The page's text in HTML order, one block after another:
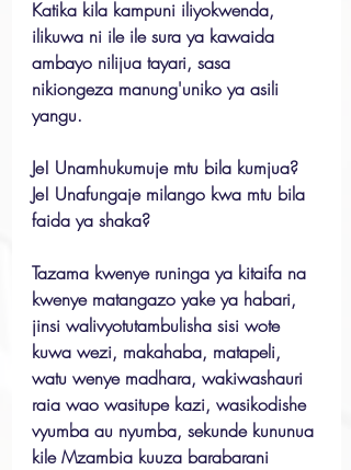
Katika kila kampuni iliyokwenda,
ilikuwa ni ile ile sura ya kawaida
ambayo nilijua tayari, sasa
nikiongeza manung'uniko ya asili
yangu.
Je! Unamhukumuje mtu bila kumjua?
Je! Unafungaje milango kwa mtu bila
faida ya shaka?
Tazama kwenye runinga ya kitaifa na
kwenye matangazo yake ya habari,
jinsi walivyotutambulisha sisi wote
kuwa wezi, makahaba, matapeli,
watu wenye madhara, wakiwashauri
raia wao wasitupe kazi, wasikodishe
vyumba au nyumba, sekunde kununua
kile Mzambia kuuza barabarani